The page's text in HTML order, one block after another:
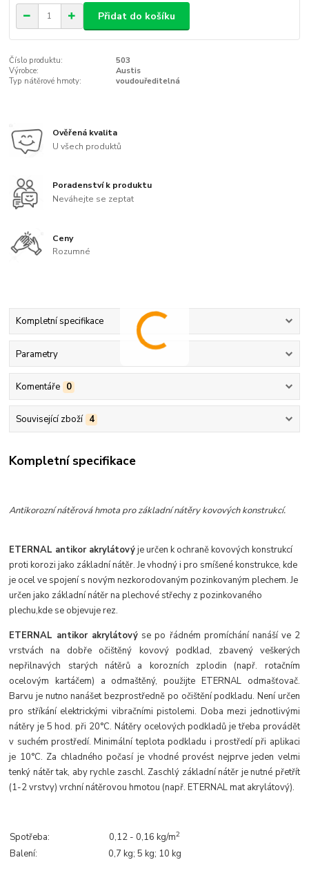
Přidat do košíku
Číslo produktu:
503
Výrobce:
Austis
Typ nátěrové hmoty:
voudouředitelná
Ověřená kvalita
U všech produktů
Poradenství k produktu
Neváhejte se zeptat
Ceny
Rozumné
Kompletní specifikace
Parametry
Komentáře 0
Související zboží 4
Kompletní specifikace
Antikorozní nátěrová hmota pro základní nátěry kovových konstrukcí.
ETERNAL antikor akrylátovýje určen k ochraně kovových konstrukcí
proti korozi jako základní nátěr. Je vhodný i pro smíšené konstrukce, kde
je ocel ve spojení s novým nezkorodovaným pozinkovaným plechem. Je
určen jako základní nátěr na plechové střechy z pozinkovaného
plechu,kde se objevuje rez.
ETERNAL antikor akrylátový se po řádném promíchání nanáší ve 2
vrstvách na dobře očištěný kovový podklad, zbavený veškerých
nepřilnavých starých nátěrů a korozních zplodin (např. rotačním
ocelovým kartáčem) a odmaštěný, použijte ETERNAL odmašťovač.
Barvu je nutno nanášet bezprostředně po očištění podkladu. Není určen
pro stříkání elektrickými vibračními pistolemi. Doba mezi jednotlivými
nátěry je 5 hod. při 20°C. Nátěry ocelových podkladů je třeba provádět
v suchém prostředí. Minimální teplota podkladu i prostředí při aplikaci
je 10°C. Za chladného počasí je vhodné provést nejprve jeden velmi
tenký nátěr tak, aby rychle zaschl. Zaschlý základní nátěr je nutné přetřít
(1-2 vrstvy) vrchní nátěrovou hmotou (např. ETERNAL mat akrylátový).
Spotřeba: 0,12 - 0,16 kg/m2
Balení: 0,7 kg; 5 kg; 10 kg